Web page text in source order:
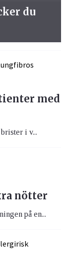
du
med
i v...
nötter
på en...